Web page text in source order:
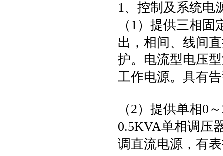
1、控制及系统电
（1）提供三相
出，相间、线间
护。电流型电压
工作电源。具有
（2）提供单相0
0.5KVA单相调压
调直流电源，有